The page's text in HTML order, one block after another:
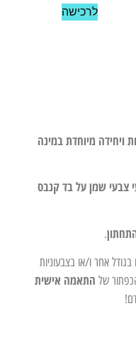
לרכישה
ויחידה מיוחדת במינה
צבעי שמן על בד קנבס
.
אחר ו/או בצבעוניות
של התאמה אישית